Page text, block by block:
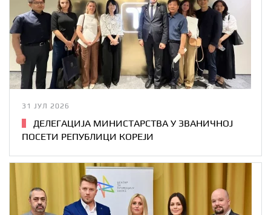
31 ЈУЛ 2026
ДЕЛЕГАЦИЈА МИНИСТАРСТВА У ЗВАНИЧНОЈ
ПОСЕТИ РЕПУБЛИЦИ КОРЕЈИ